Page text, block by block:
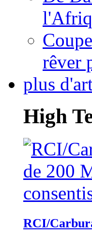
rêver
plus
High
RCI/